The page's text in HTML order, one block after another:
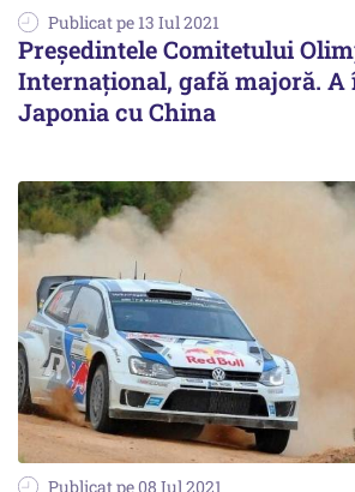
Publicat pe 13 Iul 2021
Preşedintele Comitetului
Internaţional, gafă majoră.
Japonia cu China
Publicat pe 08 Iul 2021